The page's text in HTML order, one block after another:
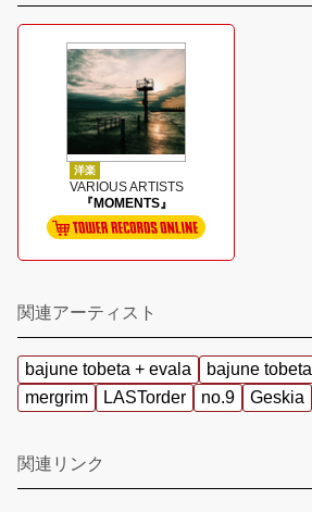
洋楽
VARIOUS ARTISTS
『MOMENTS』
関連アーティスト
bajune tobeta + evala bajune tobeta
mergrim
LASTorder no.9 Geskia
関連リンク